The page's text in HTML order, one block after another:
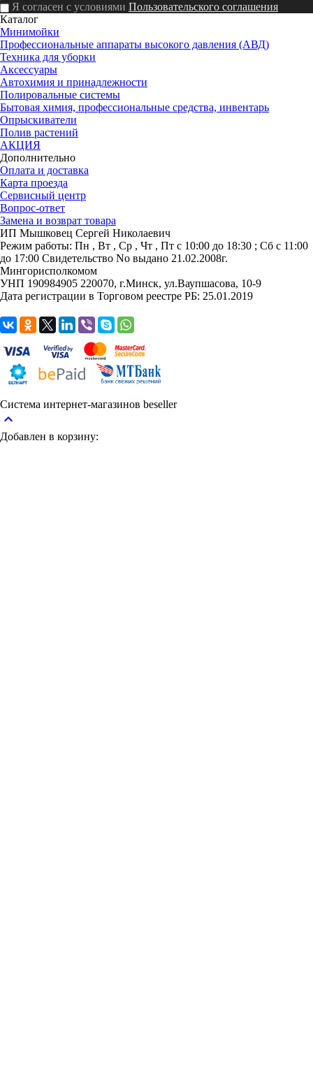
Я согласен с условиями Пользовательского соглашения
Каталог
Минимойки
Профессиональные аппараты высокого давления (АВД)
Техника для уборки
Аксессуары
Автохимия и принадлежности
Полировальные системы
Бытовая химия, профессиональные средства, инвентарь
Опрыскиватели
Полив растений
АКЦИЯ
Дополнительно
Оплата и доставка
Карта проезда
Сервисный центр
Вопрос-ответ
Замена и возврат товара
ИП Мышковец Сергей Николаевич
Режим работы: Пн , Вт , Ср , Чт , Пт c 10:00 до 18:30 ; Сб c 11:00
до 17:00 Свидетельство No выдано 21.02.2008г.
Мингорисполкомом
УНП 190984905 220070, г.Минск, ул.Ваупшасова, 10-9
Дата регистрации в Торговом реестре РБ: 25.01.2019
Система интернет-магазинов beseller
keyboard_arrow_up
Добавлен в корзину: